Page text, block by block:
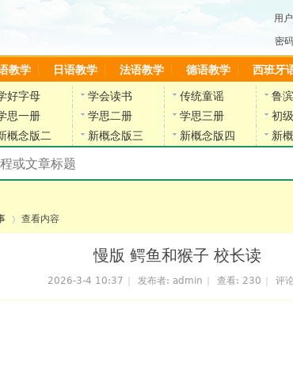
用
密码
教学 日语教学 法语教学 德语教学 西班牙
好字母 学会读书 传统童谣 鲁
思一册 学思二册 学思三册 初
概念版二 新概念版三 新概念版四 新
查看内容
慢版 鳄鱼和猴子 校长读
2026-3-4 10:37 发布者: admin 查看: 230 评